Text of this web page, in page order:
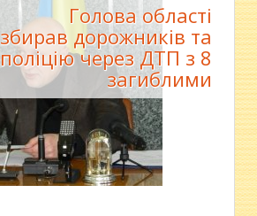
Голова області
збирав дорожників та
поліцію через ДТП з 8
загиблими